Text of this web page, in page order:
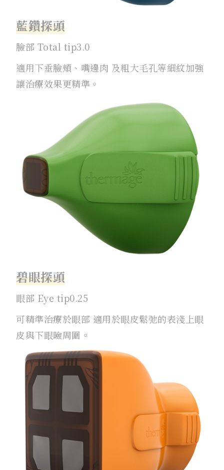
藍鑽探頭
臉部 Total tip3.0
適用下垂臉頰、嘴邊肉 及粗大毛孔等細紋加強
讓治療效果更精準。
碧眼探頭
眼部 Eye tip0.25
可精準治療於眼部 適用於眼皮鬆弛的表淺上眼
皮與下眼瞼周圍。